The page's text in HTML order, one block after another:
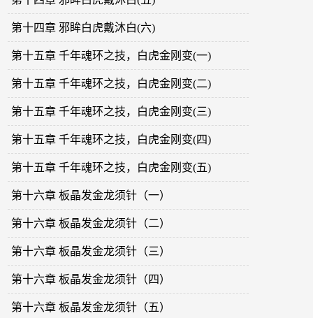
第十四章 邪眸白虎戴沐白(六)
第十五章 千年魂环之技，白虎金刚变(一)
第十五章 千年魂环之技，白虎金刚变(二)
第十五章 千年魂环之技，白虎金刚变(三)
第十五章 千年魂环之技，白虎金刚变(四)
第十五章 千年魂环之技，白虎金刚变(五)
第十六章 板晶发金龙须针（一）
第十六章 板晶发金龙须针（二）
第十六章 板晶发金龙须针（三）
第十六章 板晶发金龙须针（四）
第十六章 板晶发金龙须针（五）